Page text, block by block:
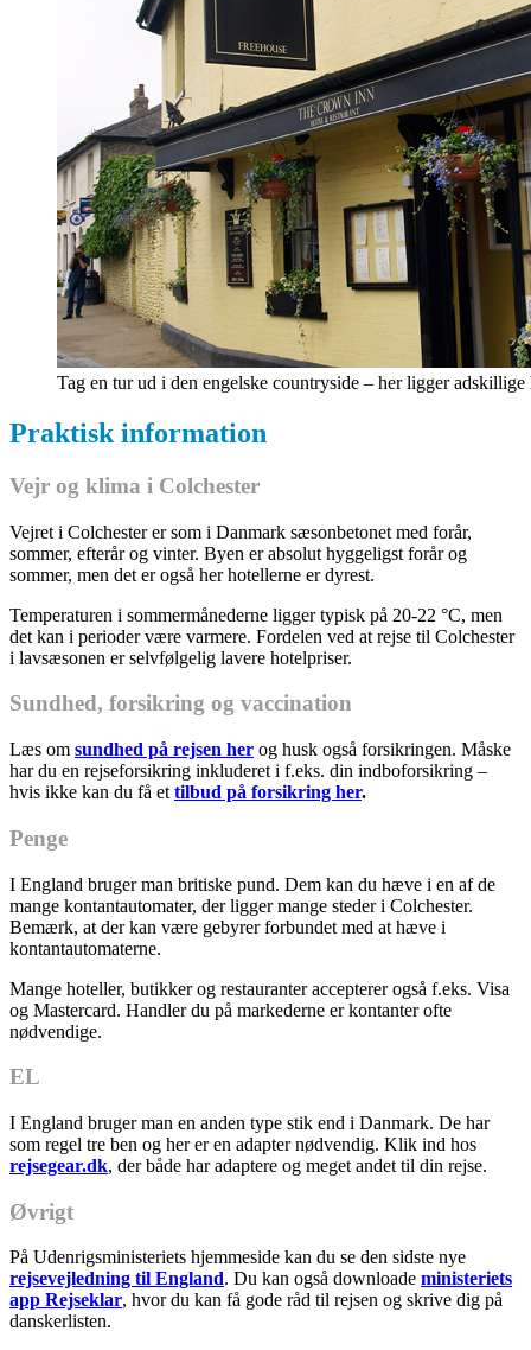
Tag en tur ud i den engelske countryside – her ligger
Praktisk information
Vejr og klima i Colchester
Vejret i Colchester er som i Danmark sæsonbetonet med forår,
sommer, efterår og vinter. Byen er absolut hyggeligst forår og
sommer, men det er også her hotellerne er dyrest.
Temperaturen i sommermånederne ligger typisk på 20-22 °C, men
det kan i perioder være varmere. Fordelen ved at rejse til Colchester
i lavsæsonen er selvfølgelig lavere hotelpriser.
Sundhed, forsikring og vaccination
Læs om sundhed på rejsen her og husk også forsikringen. Måske
har du en rejseforsikring inkluderet i f.eks. din indboforsikring –
hvis ikke kan du få et tilbud på forsikring her.
Penge
I England bruger man britiske pund. Dem kan du hæve i en af de
mange kontantautomater, der ligger mange steder i Colchester.
Bemærk, at der kan være gebyrer forbundet med at hæve i
kontantautomaterne.
Mange hoteller, butikker og restauranter accepterer også f.eks. Visa
og Mastercard. Handler du på markederne er kontanter ofte
nødvendige.
EL
I England bruger man en anden type stik end i Danmark. De har
som regel tre ben og her er en adapter nødvendig. Klik ind hos
rejsegear.dk, der både har adaptere og meget andet til din rejse.
Øvrigt
På Udenrigsministeriets hjemmeside kan du se den sidste nye
rejsevejledning til England. Du kan også downloade ministeriets
app Rejseklar, hvor du kan få gode råd til rejsen og skrive dig på
danskerlisten.